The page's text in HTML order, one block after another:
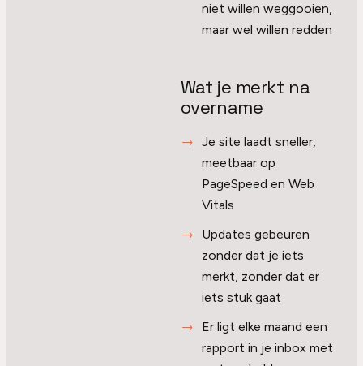
niet willen weggooien,
maar wel willen redden
Wat je merkt na
overname
Je site laadt sneller,
meetbaar op
PageSpeed en Web
Vitals
Updates gebeuren
zonder dat je iets
merkt, zonder dat er
iets stuk gaat
Er ligt elke maand een
rapport in je inbox met